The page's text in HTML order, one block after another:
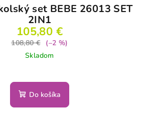
set BEBE 26013 SET
2IN1
105,80 €
108,80 €
(–2 %)
Skladom
Do košíka